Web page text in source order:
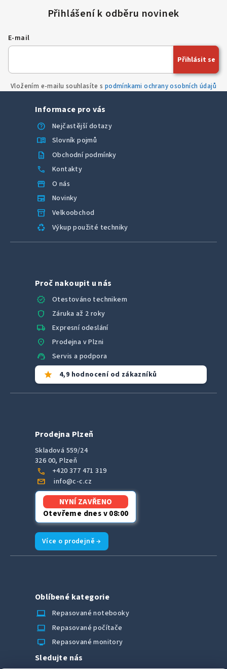
E-mail
Vložením e-mailu souhlasíte s podmínkami ochrany osobních údajů
Přihlásit se
Informace pro vás
help
Nejčastější dotazy
menu_book Slovník pojmů
description Obchodní podmínky
call Kontakty
storefront O nás
newspaper Novinky
inventory_2 Velkoobchod
recycling Výkup použité techniky
Proč nakoupit u nás
verified
Otestováno technikem
shield Záruka až 2 roky
local_shipping Expresní odeslání
location_on Prodejna v Plzni
support_agent Servis a podpora
star 4,9 hodnocení od zákazníků
Prodejna Plzeň
Skladová 559/24
326 00, Plzeň
call +420 377 471 319
mail info@c-c.cz
NYNÍ ZAVŘENO
Otevřeme dnes v 08:00
Více o prodejně →
Oblíbené kategorie
laptop_chromebook
Repasované notebooky
computer Repasované počítače
monitor Repasované monitory
Sledujte nás